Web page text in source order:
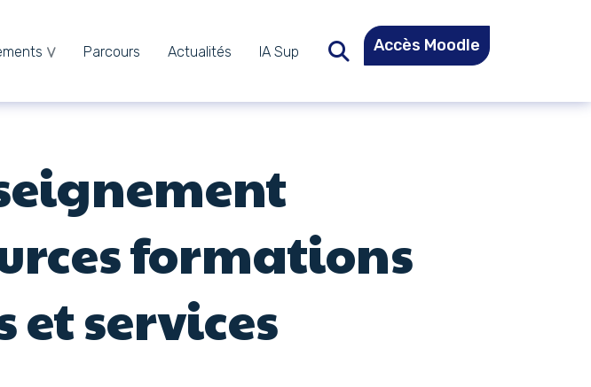
Parcours Actualités
IA Sup
Accès Moodle
formations
services